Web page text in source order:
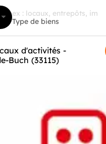
Type de biens
d'activités -
Buch (33115)